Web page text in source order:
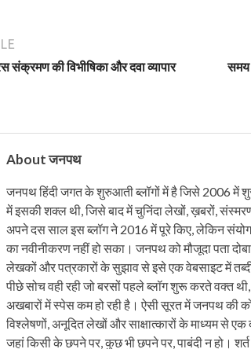
संक्रमण की विभीषिका और दवा व्यापार
समय
About जनपथ
जनपथ हिंदी जगत के शुरुआती ब्लॉगों में है जिसे 2006 में
में इसकी शक्ल थी, जिसे बाद में चुनिंदा लेखों, ख़बरों,
अपने दस साल इस ब्लॉग ने 2016 में पूरे किए, लेकिन
का नवीनीकरण नहीं हो सका। जनपथ को मौजूदा पता
लेखकों और पत्रकारों के सुझाव से इसे एक वेबसाइट में
पीछे सोच वही रही जो बरसों पहले ब्लॉग शुरू करते वक्त
अखबारों में स्पेस कम हो रही है। ऐसी सूरत में जनपथ की
विश्लेषणों, अनूदित लेखों और साक्षात्कारों के माध्यम से एक
जहां किसी के छपने पर, कुछ भी छपने पर, पाबंदी न हो।